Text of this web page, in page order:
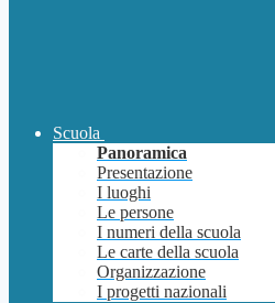
Scuola
Panoramica
Presentazione
I luoghi
Le persone
I numeri della scuola
Le carte della scuola
Organizzazione
I progetti nazionali